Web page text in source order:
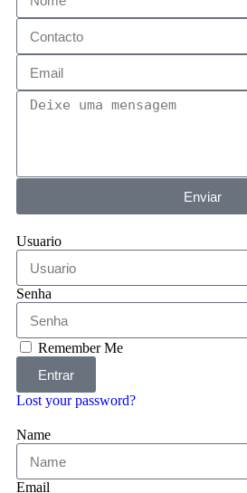
Enviar
Usuario
Senha
Remember Me
Entrar
Lost your password?
Name
Email